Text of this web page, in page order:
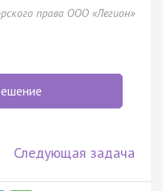
права ООО «Легион»
Следующая задача